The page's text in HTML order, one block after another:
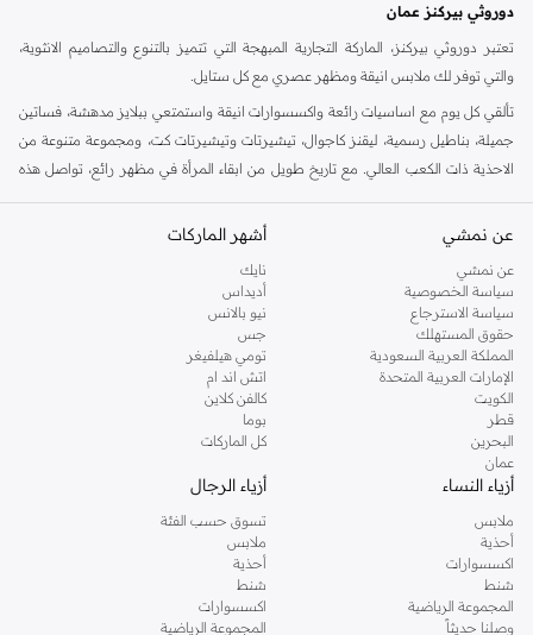
دوروثي بيركنز عمان
تعتبر دوروثي بيركنز، الماركة التجارية المبهجة التي تتميز بالتنوع والتصاميم الانثوية،
والتي توفر لك ملابس انيقة ومظهر عصري مع كل ستايل.
تألقي كل يوم مع اساسيات رائعة واكسسوارات انيقة واستمتعي ببلايز مدهشة، فساتين
جميلة، بناطيل رسمية، ليقنز كاجوال، تيشيرتات وتيشيرتات كت، ومجموعة متنوعة من
الاحذية ذات الكعب العالي. مع تاريخ طويل من ابقاء المرأة في مظهر رائع، تواصل هذه
كنت تقومين بتجديد خزانة ملابسك الملائمة للعمل، البحث عن فستان مثالي للحفلات او
اليه.
تسوقي دوروثي بيركنز اون لاين مسقط
تسوقي دوروثي بيركنز اون لاين من نمشي واستمتعي باكثر من الف ستايل من مجموعة
دوروثي بيركنز الشهيرة. تصفحي المجموعة كاملة في متجر دوروثي بيركنز اون لاين او
استخدمي القائمة لتحديد تجربة تسوق دوروثي بيركنز اون لاين. خدمة التوصيل السريعة
والدعم الاستثنائي يضمن لك تجربة تسوق ممتعة دائما مع نمشي.
عن نمشي
عن نمشي
سياسة الخصوصية
سياسة الاسترجاع
حقوق المستهلك
المملكة العربية السعودية
الإمارات العربية المتحدة
الكويت
قطر
البحرين
عمان
أشهر الماركات
نايك
أديداس
نيو بالانس
جس
تومي هيلفيغر
اتش اند ام
كالفن كلاين
بوما
كل الماركات
أزياء النساء
ملابس
أحذية
اكسسوارات
شنط
المجموعة الرياضية
وصلنا حديثاً
أزياء الرجال
تسوق حسب الفئة
ملابس
أحذية
شنط
اكسسوارات
المجموعة الرياضية